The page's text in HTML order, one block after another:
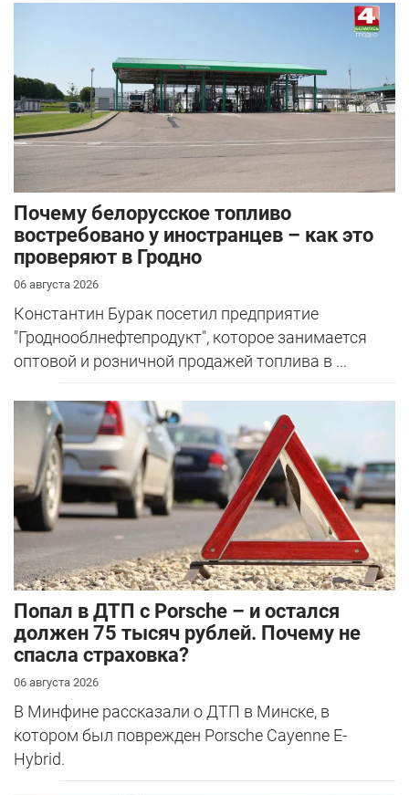
Почему белорусское топливо
востребовано у иностранцев – как это
проверяют в Гродно
06 августа 2026
Константин Бурак посетил предприятие
"Гроднооблнефтепродукт", которое занимается
оптовой и розничной продажей топлива в ...
​Попал в ДТП с Porsche – и остался
должен 75 тысяч рублей. Почему не
спасла страховка?
06 августа 2026
В Минфине рассказали о ДТП в Минске, в
котором был поврежден Porsche Cayenne E-
Hybrid.